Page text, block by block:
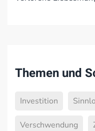
Themen und
Investition
Verschwendung